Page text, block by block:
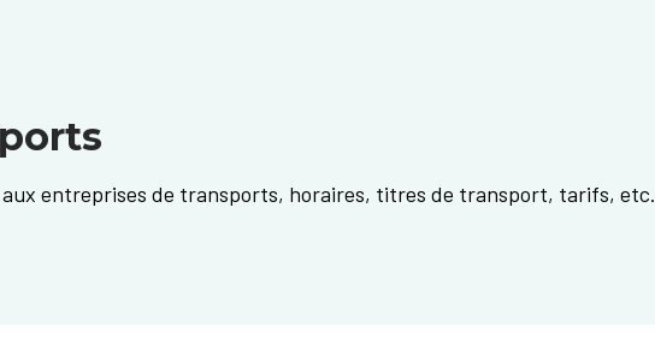
entreprises de transports, horaires, titres de transport, tarifs, etc.